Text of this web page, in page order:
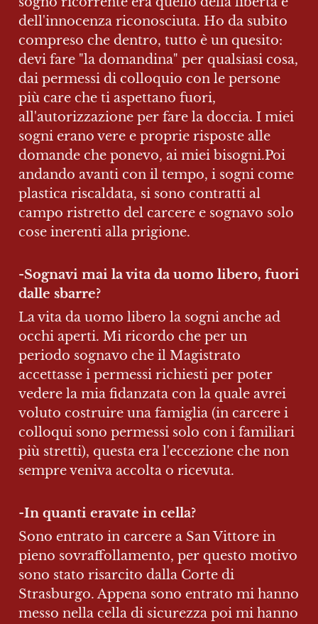
dell'innocenza riconosciuta. Ho da subito
compreso che dentro, tutto è un quesito:
devi fare "la domandina" per qualsiasi cosa,
dai permessi di colloquio con le persone
più care che ti aspettano fuori,
all'autorizzazione per fare la doccia. I miei
sogni erano vere e proprie risposte alle
domande che ponevo, ai miei bisogni.Poi
andando avanti con il tempo, i sogni come
plastica riscaldata, si sono contratti al
campo ristretto del carcere e sognavo solo
cose inerenti alla prigione.
-Sognavi mai la vita da uomo libero, fuori
dalle sbarre?
La vita da uomo libero la sogni anche ad
occhi aperti. Mi ricordo che per un
periodo sognavo che il Magistrato
accettasse i permessi richiesti per poter
vedere la mia fidanzata con la quale avrei
voluto costruire una famiglia (in carcere i
colloqui sono permessi solo con i familiari
più stretti), questa era l'eccezione che non
sempre veniva accolta o ricevuta.
-In quanti eravate in cella?
Sono entrato in carcere a San Vittore in
pieno sovraffollamento, per questo motivo
sono stato risarcito dalla Corte di
Strasburgo. Appena sono entrato mi hanno
messo nella cella di sicurezza poi mi hanno